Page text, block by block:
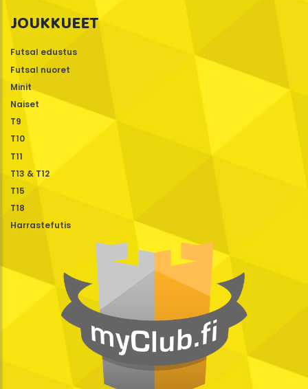
JOUKKUEET
Futsal edustus
Futsal nuoret
Minit
Naiset
T9
T10
T11
T13 & T12
T15
T18
Harrastefutis